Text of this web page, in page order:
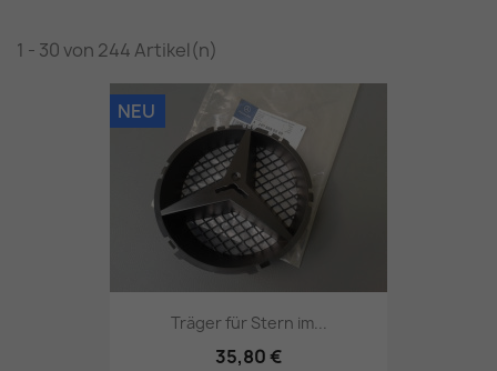
1 - 30 von 244 Artikel(n)
Träger für Stern im...
35,80 €
NEU